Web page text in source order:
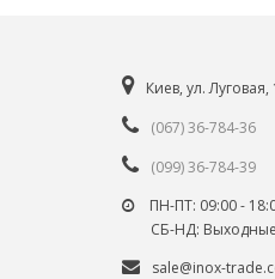
Киев, ул. Луговая,
(067) 36-784-36
(099) 36-784-39
ПН-ПТ: 09:00 -
СБ-НД: Выходные
sale@inox-